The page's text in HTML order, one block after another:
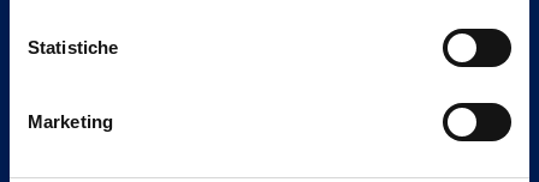
Statistiche
Marketing
20149 Milano